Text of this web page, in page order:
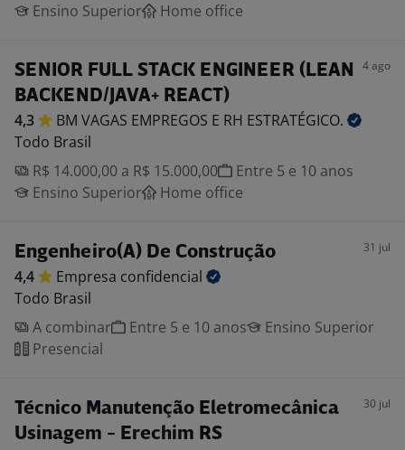
Ensino Superior
Home office
SENIOR FULL STACK ENGINEER (LEAN
BACKEND/JAVA+ REACT)
4 ago
4,3 BM VAGAS EMPREGOS E RH ESTRATÉGICO.
Todo Brasil
R$ 14.000,00 a R$ 15.000,00
Entre 5 e 10 anos
Ensino Superior
Home office
Engenheiro(A) De Construção 31 jul
4,4 Empresa confidencial
Todo Brasil
A combinar
Entre 5 e 10 anos
Ensino Superior
Presencial
Técnico Manutenção Eletromecânica
Usinagem - Erechim RS
30 jul